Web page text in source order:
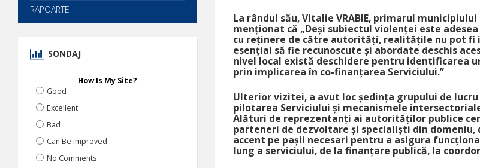
La rândul său, Vitalie VRABIE, primarul municipiului
menționat că „Deși subiectul violenței este
cu reținere de către autorități, realitățile nu pot fi
esențial să fie recunoscute și abordate deschis
nivel local există deschidere pentru identificarea
prin implicarea în co-finanțarea Serviciului.”
Ulterior vizitei, a avut loc ședința grupului de lucru
pilotarea Serviciului și mecanismele
Alături de reprezentanți ai autorităților publice
parteneri de dezvoltare și specialiști din domeniu,
accent pe pașii necesari pentru a asigura
lung a serviciului, de la finanțare publică, la
RAPOARTE
SONDAJ
How Is My Site?
Good
Excellent
Bad
Can Be Improved
No Comments